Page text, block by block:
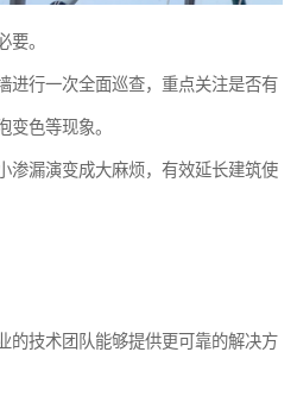
要。
进行一次全面巡查，重点关注是否有
变色等现象。
渗漏演变成大麻烦，有效延长建筑使
的技术团队能够提供更可靠的解决方